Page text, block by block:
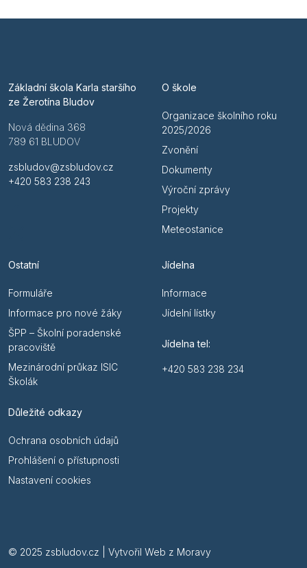
Základní škola Karla staršího
ze Žerotína Bludov
Nová dědina 368
789 61 BLUDOV
zsbludov@zsbludov.cz
+420 583 238 243
O škole
Organizace školního roku
2025/2026
Zvonění
Dokumenty
Výroční zprávy
Projekty
Meteostanice
Ostatní
Formuláře
Informace pro nové žáky
ŠPP – Školní poradenské
pracoviště
Mezinárodní průkaz ISIC
Školák
Jídelna
Informace
Jídelní lístky
Jídelna tel:
+420 583 238 234
Důležité odkazy
Ochrana osobních údajů
Prohlášení o přístupnosti
Nastavení cookies
© 2025 zsbludov.cz | Vytvořil Web z Moravy